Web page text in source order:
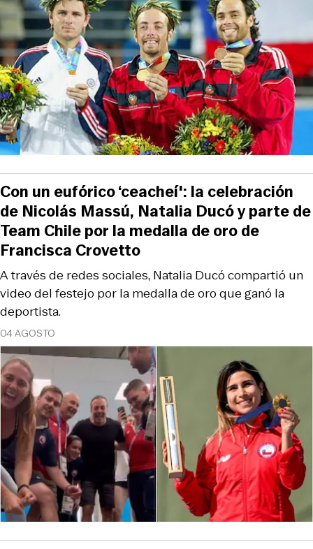
04 AGOSTO
A través de redes sociales, Natalia Ducó compartió un
video del festejo por la medalla de oro que ganó la
deportista.
Con un eufórico ‘ceacheí': la celebración
de Nicolás Massú, Natalia Ducó y parte de
Team Chile por la medalla de oro de
Francisca Crovetto